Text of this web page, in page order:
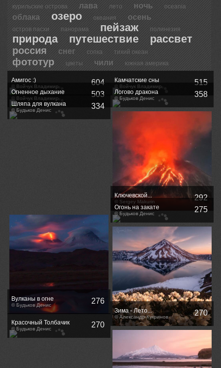
курильские острова лава лето ночь оceania
облака озеро океания осень
остров пасхи панорама пейзаж полинезия
природа путешествие рассвет
россия снег сопка тихий океан
фототур цветы чили южная америка
Амигос :)
© Войчук Владимир 604 Камчатские сны
© Войчук Владимир 515
Огненное дыхание
планеты
© Войчук Владимир 503 Логово дракона
© Будьков Денис 358
Шляпа для вулкана
© Будьков Денис 334
Ключевской...
© Sergey Makurin 292
Вулканы в огне
© Будьков Денис 276
Огонь на закате
© Будьков Денис 275
Зима - Лето...
© Александр Кукринов 270
Красочный Толбачик
© Будьков Денис 270